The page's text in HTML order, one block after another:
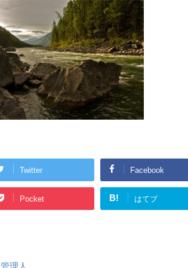
Twitter Facebook
Pocket B! はてブ
管理人